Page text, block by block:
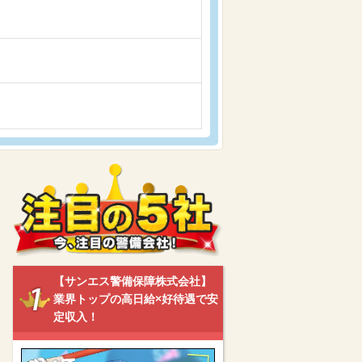
【サンエス警備保障株式会社】
業界トップの高日給×好待遇で安
定収入！